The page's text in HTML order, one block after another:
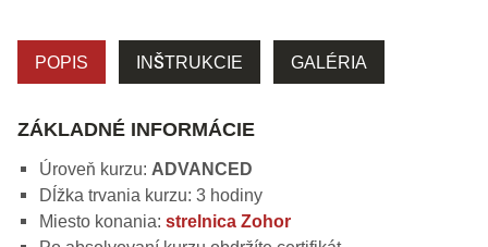
POPIS INŠTRUKCIE GALÉRIA
ZÁKLADNÉ INFORMÁCIE
Úroveň kurzu: ADVANCED
Dĺžka trvania kurzu: 3 hodiny
Miesto konania: strelnica Zohor